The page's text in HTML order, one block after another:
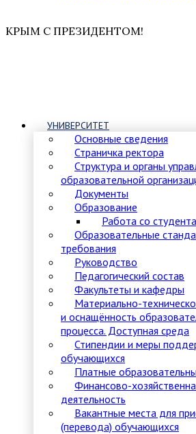
КРЫМ С ПРЕЗИДЕНТОМ!
УНИВЕРСИТЕТ
Основные сведения
Страничка ректора
Структура и органы
образовательной
Документы
Образование
Работа со
Образовательные
требования
Руководство
Педагогический состав
Факультеты и кафедры
Материально-
и оснащённость
процесса. Доступная среда
Стипендии и меры
обучающихся
Платные
Финансово-
деятельность
Вакантные места для
(перевода) обучающихся